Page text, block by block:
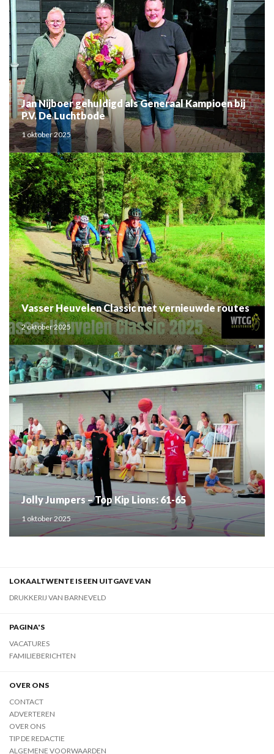
Jan Nijboer gehuldigd als Generaal Kampioen bij
P.V. De Luchtbode
1 oktober 2025
Vasser Heuvelen Classic met vernieuwde routes
2 oktober 2025
Jolly Jumpers – Top Kip Lions: 61-65
1 oktober 2025
LOKAALTWENTE IS EEN UITGAVE VAN
DRUKKERIJ VAN BARNEVELD
PAGINA'S
VACATURES
FAMILIEBERICHTEN
OVER ONS
CONTACT
ADVERTEREN
OVER ONS
TIP DE REDACTIE
ALGEMENE VOORWAARDEN